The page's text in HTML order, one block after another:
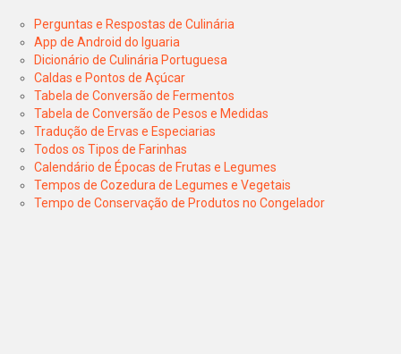
Perguntas e Respostas de Culinária
App de Android do Iguaria
Dicionário de Culinária Portuguesa
Caldas e Pontos de Açúcar
Tabela de Conversão de Fermentos
Tabela de Conversão de Pesos e Medidas
Tradução de Ervas e Especiarias
Todos os Tipos de Farinhas
Calendário de Épocas de Frutas e Legumes
Tempos de Cozedura de Legumes e Vegetais
Tempo de Conservação de Produtos no Congelador